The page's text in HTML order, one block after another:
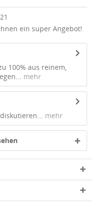
ein super Angebot!
100% aus reinem,
mehr
mehr